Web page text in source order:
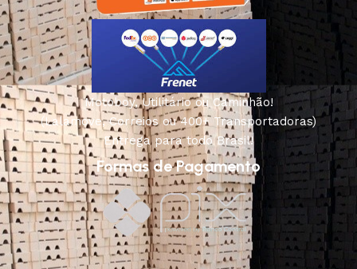
Motoboy, Utilitário ou Caminhão!
(Lalamove, Correios ou 400+ Transportadoras)
Entrega para todo Brasil!
Formas de Pagamento